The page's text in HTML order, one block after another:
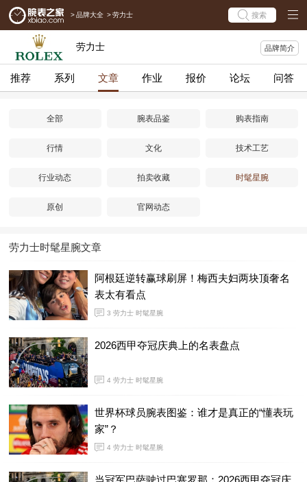
> 品牌大全 > 劳力士 搜索
劳力士 品牌简介
推荐 系列 文章 作业 报价 论坛 问答
全部 腕表品鉴 购表指南
行情 文化 技术工艺
行业动态 拍卖收藏 时髦星腕
原创 官网动态
劳力士时髦星腕文章
阿根廷逆转赢球刷屏！梅西夫妇两块顶奢名
表太有看点
3 劳力士 时髦星腕
2026西甲夺冠庆典上的名表盘点
4 劳力士 时髦星腕
世界杯球员腕表图鉴：谁才是真正的“懂表玩
家”？
4 劳力士 时髦星腕
当冠军巴萨驶过巴塞罗那：2026西甲夺冠庆